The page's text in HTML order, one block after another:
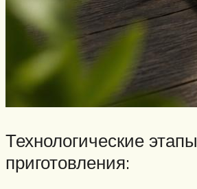
Технологические этапы
приготовления: